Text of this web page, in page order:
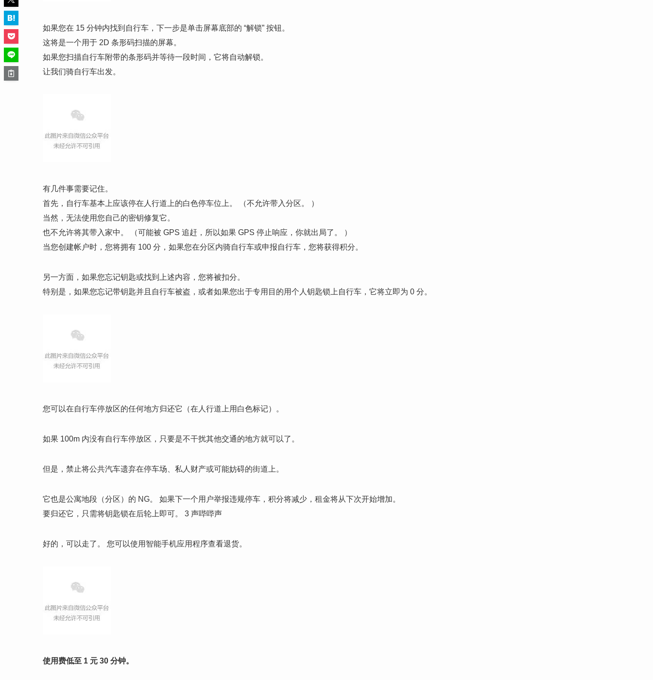
如果您在 15 分钟内找到自行车，下一步是单击屏幕底部的 “解锁” 按钮。
这将是一个用于 2D 条形码扫描的屏幕。
如果您扫描自行车附带的条形码并等待一段时间，它将自动解锁。
让我们骑自行车出发。
有几件事需要记住。
首先，自行车基本上应该停在人行道上的白色停车位上。 （不允许带入分区。 ）
当然，无法使用您自己的密钥修复它。
也不允许将其带入家中。 （可能被 GPS 追赶，所以如果 GPS 停止响应，你就出局了。 ）
当您创建帐户时，您将拥有 100 分，如果您在分区内骑自行车或申报自行车，您将获得积分。
另一方面，如果您忘记钥匙或找到上述内容，您将被扣分。
特别是，如果您忘记带钥匙并且自行车被盗，或者如果您出于专用目的用个人钥匙锁上自行车，它将立即为 0 分。
您可以在自行车停放区的任何地方归还它（在人行道上用白色标记）。
如果 100m 内没有自行车停放区，只要是不干扰其他交通的地方就可以了。
但是，禁止将公共汽车遗弃在停车场、私人财产或可能妨碍的街道上。
它也是公寓地段（分区）的 NG。 如果下一个用户举报违规停车，积分将减少，租金将从下次开始增加。
要归还它，只需将钥匙锁在后轮上即可。 3 声哔哔声
好的，可以走了。 您可以使用智能手机应用程序查看退货。
使用费低至 1 元 30 分钟。